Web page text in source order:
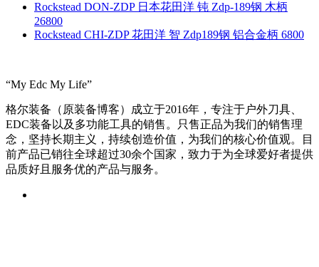
Rockstead DON-ZDP 日本花田洋 钝 Zdp-189钢 木柄
26800
Rockstead CHI-ZDP 花田洋 智 Zdp189钢 铝合金柄 6800
“My Edc My Life”
格尔装备（原装备博客）成立于2016年，专注于户外刀具、
EDC装备以及多功能工具的销售。只售正品为我们的销售理
念，坚持长期主义，持续创造价值，为我们的核心价值观。目
前产品已销往全球超过30余个国家，致力于为全球爱好者提供
品质好且服务优的产品与服务。